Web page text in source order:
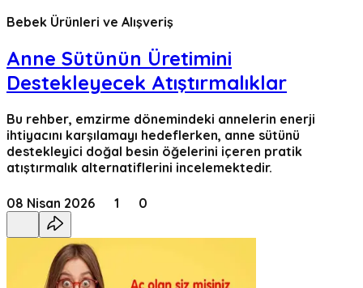
Bebek Ürünleri ve Alışveriş
Anne Sütünün Üretimini
Destekleyecek Atıştırmalıklar
Bu rehber, emzirme dönemindeki annelerin enerji
ihtiyacını karşılamayı hedeflerken, anne sütünü
destekleyici doğal besin öğelerini içeren pratik
atıştırmalık alternatiflerini incelemektedir.
08 Nisan 2026 1 0